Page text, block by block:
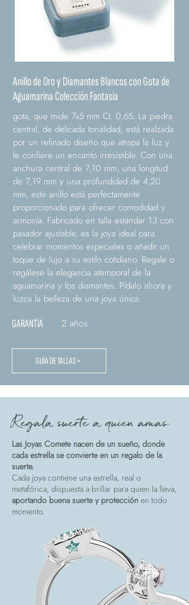
Anillo de Oro y Diamantes Blancos con Gota de
Aguamarina Colección Fantasía
gota, que mide 7x5 mm Ct. 0,65. La piedra
central, de delicada tonalidad, está realzada
por un refinado diseño que atrapa la luz y
le confiere un encanto irresistible. Con una
anchura central de 7,10 mm, una longitud
de 7,19 mm y una profundidad de 4,20
mm, este anillo está perfectamente
proporcionado para ofrecer comodidad y
armonía. Fabricado en talla estándar 13 con
pasador ajustable, es la joya ideal para
celebrar momentos especiales o añadir un
toque de lujo a su estilo cotidiano. Regale o
regálese la elegancia atemporal de la
aguamarina y los diamantes. Pídalo ahora y
luzca la belleza de una joya única.
GARANTÍA 2 años
GUÍA DE TALLAS >
Regala suerte a quien amas
Las Joyas Comete nacen de un sueño, donde
cada estrella se convierte en un regalo de la
suerte.
Cada joya contiene una estrella, real o
metafórica, dispuesta a brillar para quien la lleva,
aportando buena suerte y protección en todo
momento.